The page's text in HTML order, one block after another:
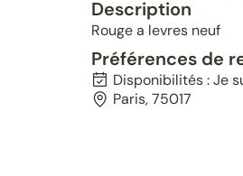
Description
Rouge a levres neuf
Préférences de
Disponibilités : Je
Paris, 75017